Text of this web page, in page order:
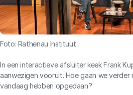
Foto: Rathenau Instituut
In een interactieve afsluiter keek Frank
aanwezigen vooruit. Hoe gaan we verder
vandaag hebben opgedaan?